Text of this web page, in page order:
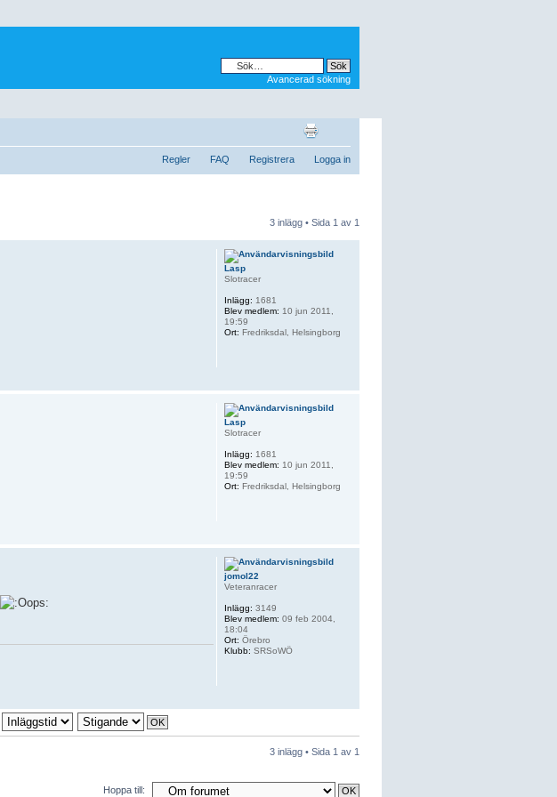
Avancerad sökning
Regler FAQ Registrera Logga in
3 inlägg • Sida 1 av 1
Lasp
Slotracer
Inlägg: 1681
Blev medlem: 10 jun 2011,
19:59
Ort: Fredriksdal, Helsingborg
Lasp
Slotracer
Inlägg: 1681
Blev medlem: 10 jun 2011,
19:59
Ort: Fredriksdal, Helsingborg
jomol22
Veteranracer
Inlägg: 3149
Blev medlem: 09 feb 2004,
18:04
Ort: Örebro
Klubb: SRSoWÖ
3 inlägg • Sida 1 av 1
Hoppa till: